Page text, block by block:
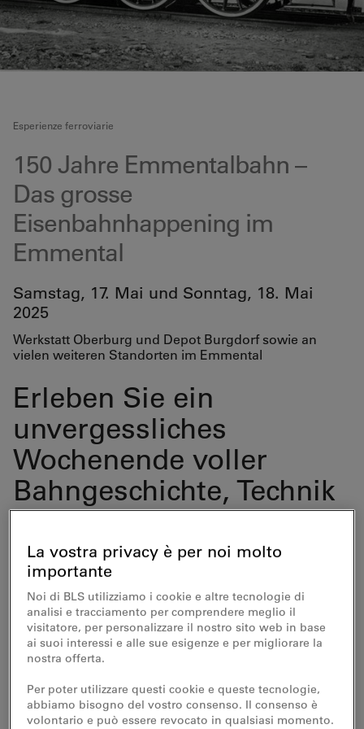
Esperienze ferroviarie
150 Jahre Emmentalbahn –
Das grosse
Eisenbahnhappening im
Emmental
Samstag, 17. Mai und Sonntag, 18. Mai
2025
Werkstatt Oberburg und Depot Burgdorf sowie an
vielen weiteren Standorten im Emmental
Erleben Sie ein
unvergessliches
Wochenende voller
Bahngeschichte, Technik
und faszinierenden
Einblicken in die Zukunft
des öffentlichen
Verkehrs. Feiern Sie mit
uns 150 Jahre
Emmentalbahn! Tauchen
Sie in die Welt der
La vostra privacy è per noi molto
importante
Noi di BLS utilizziamo i cookie e altre tecnologie di
analisi e tracciamento per comprendere meglio il
visitatore, per personalizzare il nostro sito web in base
ai suoi interessi e alle sue esigenze e per migliorare la
nostra offerta.
Per poter utilizzare questi cookie e queste tecnologie,
abbiamo bisogno del vostro consenso. Il consenso è
volontario e può essere revocato in qualsiasi momento.